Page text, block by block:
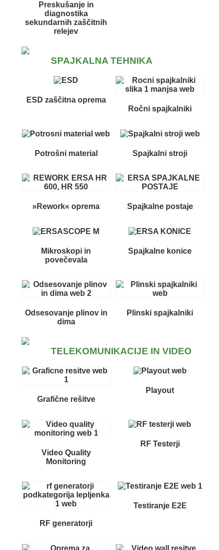
Preskušanje in
diagnostika
sekundarnih zaščitnih
relejev
SPAJKALNA TEHNIKA
ESD zaščitna oprema
Ročni spajkalniki
Potrošni material Spajkalni stroji
»Rework« oprema Spajkalne postaje
Mikroskopi in
povečevala
Spajkalne konice
Odsesovanje plinov in
dima
Plinski spajkalniki
TELEKOMUNIKACIJE IN VIDEO
Grafične rešitve
Playout
Video Quality
Monitoring
RF Testerji
RF generatorji
Testiranje E2E